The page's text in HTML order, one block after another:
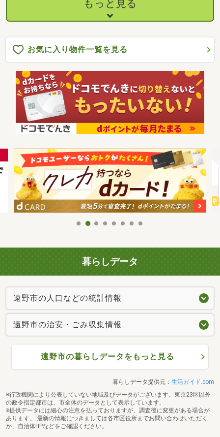
もっと見る
お気に入り物件一覧を見る
暮らしデータ
遠野市の人口などの統計情報
遠野市の治安・ごみ収集情報
遠野市の暮らしデータをもっと見る
暮らしデータ提供元： 生活ガイド.com
※行政機関により公表していない地域及びデータがございます。東京23区以外
の政令指定都市は、市全体のデータとして表示しています。
※提供データには細心の注意を払っておりますが、調査後に変更がある場合が
あります。 最新の情報につきましては各市区役所までお問い合わせいただく
か、自治体HPなどをご確認ください。